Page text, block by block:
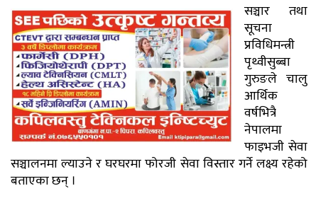
सञ्चार तथा
सूचना
प्रविधिमन्त्री
पृथ्वीसुब्बा
गुरुङले चालु
आर्थिक
वर्षभित्रै
नेपालमा
फाइभजी सेवा
सञ्चालनमा ल्याउने र घरघरमा फोरजी सेवा विस्तार गर्ने लक्ष्य रहेको
बताएका छन् ।